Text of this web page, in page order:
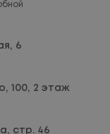
6
100, 2 этаж
стр. 46